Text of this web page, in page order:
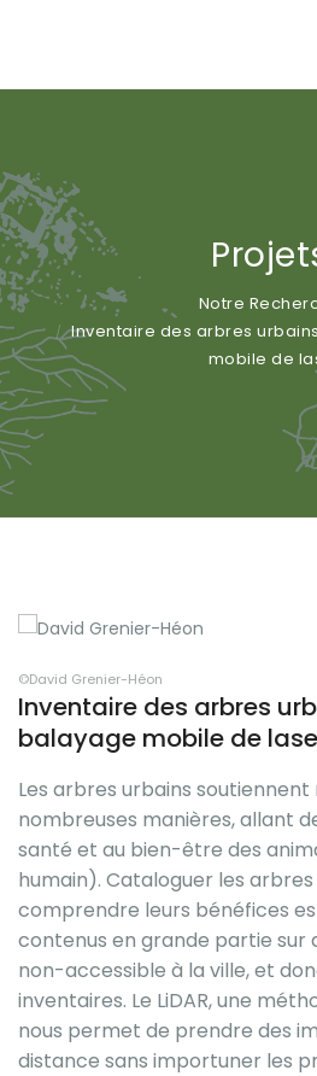
Notre
Inventaire des arbres
mobile de
©David Grenier-Héon
Inventaire des arbres
balayage mobile de
Les arbres urbains
nombreuses manières, allant
santé et au bien-être des
humain). Cataloguer les
comprendre leurs bénéfices
contenus en grande partie sur
non-accessible à la ville, et
inventaires. Le LiDAR, une
nous permet de prendre des
distance sans importuner les